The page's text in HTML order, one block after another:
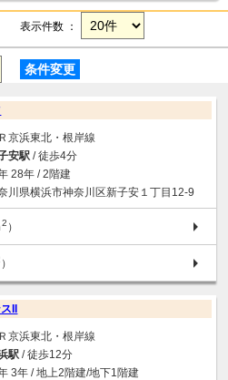
表示件数 ：
条件変更
京浜東北・根岸線
安駅/ 徒歩4分
28年 / 2階建
川県横浜市神奈川区新子安１丁目12-9
2 ）
）
II
京浜東北・根岸線
駅/ 徒歩12分
3年 / 地上2階建/地下1階建